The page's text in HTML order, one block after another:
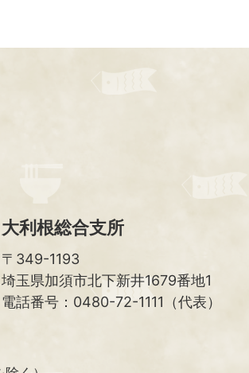
大利根総合支所
〒349-1193
埼玉県加須市北下新井1679番地1
電話番号：0480-72-1111（代表）